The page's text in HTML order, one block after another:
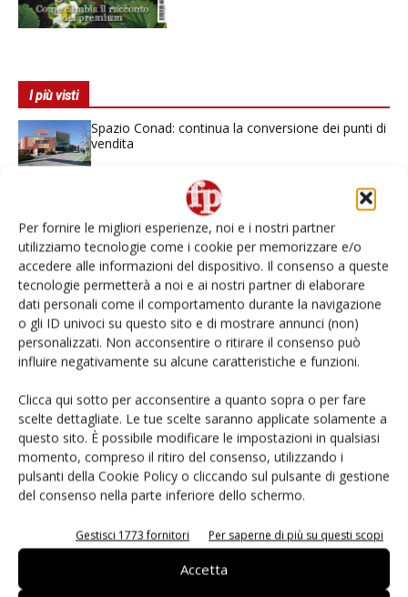
Per fornire le migliori esperienze, noi e i nostri partner
utilizziamo tecnologie come i cookie per memorizzare e/o
accedere alle informazioni del dispositivo. Il consenso a queste
tecnologie permetterà a noi e ai nostri partner di elaborare
dati personali come il comportamento durante la navigazione
o gli ID univoci su questo sito e di mostrare annunci (non)
personalizzati. Non acconsentire o ritirare il consenso può
influire negativamente su alcune caratteristiche e funzioni.
Clicca qui sotto per acconsentire a quanto sopra o per fare
scelte dettagliate. Le tue scelte saranno applicate solamente a
questo sito. È possibile modificare le impostazioni in qualsiasi
momento, compreso il ritiro del consenso, utilizzando i
pulsanti della Cookie Policy o cliccando sul pulsante di gestione
del consenso nella parte inferiore dello schermo.
Gestisci 1773 fornitori Per saperne di più su questi scopi
Accetta
I più visti
Spazio Conad: continua la conversione dei punti di
vendita
L’ortofrutta di Extra Supermercati tra localismo e
Ai #Repartofresh
Non è una susina: è Metis… e può rivoluzionare la
categoria
Fichidindia, tutto quello che serve per la raccolta
fai da te
Andamento prezzi ortofrutta in Italia al 27 luglio
2026